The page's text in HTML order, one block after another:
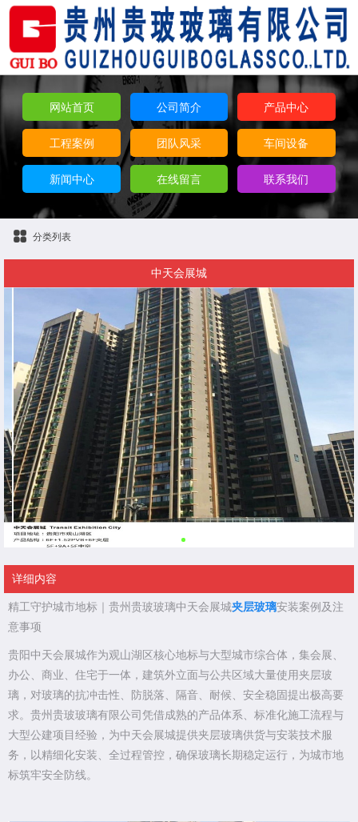
网站首页 公司简介 产品中心
工程案例 团队风采 车间设备
新闻中心 在线留言 联系我们
分类列表
中天会展城
详细内容
精工守护城市地标｜贵州贵玻玻璃中天会展城夹层玻璃安装案例及注
意事项
贵阳中天会展城作为观山湖区核心地标与大型城市综合体，集会展、
办公、商业、住宅于一体，建筑外立面与公共区域大量使用夹层玻
璃，对玻璃的抗冲击性、防脱落、隔音、耐候、安全稳固提出极高要
求。贵州贵玻玻璃有限公司凭借成熟的产品体系、标准化施工流程与
大型公建项目经验，为中天会展城提供夹层玻璃供货与安装技术服
务，以精细化安装、全过程管控，确保玻璃长期稳定运行，为城市地
标筑牢安全防线。